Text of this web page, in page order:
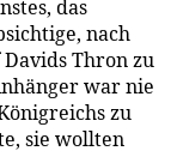
das
nach
Thron zu
war nie
zu
sie wollten